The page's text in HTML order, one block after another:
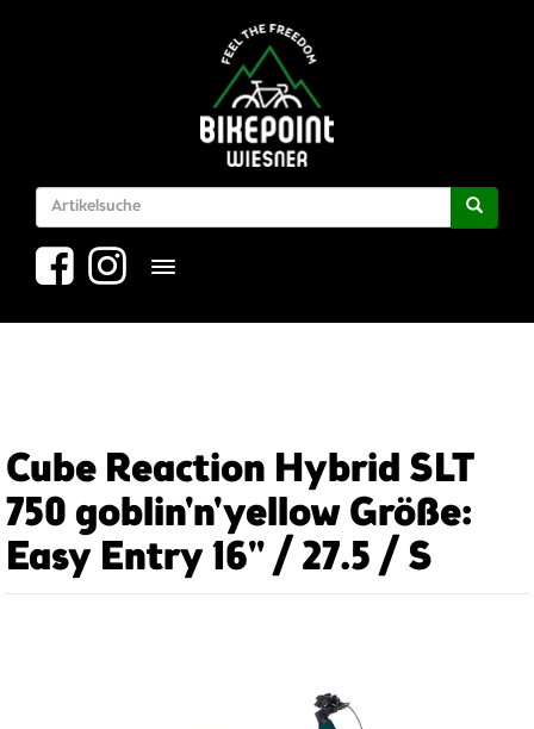
Toggle navigation
Cube Reaction Hybrid SLT
750 goblin'n'yellow Größe:
Easy Entry 16" / 27.5 / S